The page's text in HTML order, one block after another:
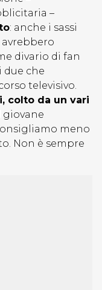
–
: anche i sassi
avrebbero
divario di fan
due che
televisivo.
colto da un vari
giovane
meno
Non è sempre